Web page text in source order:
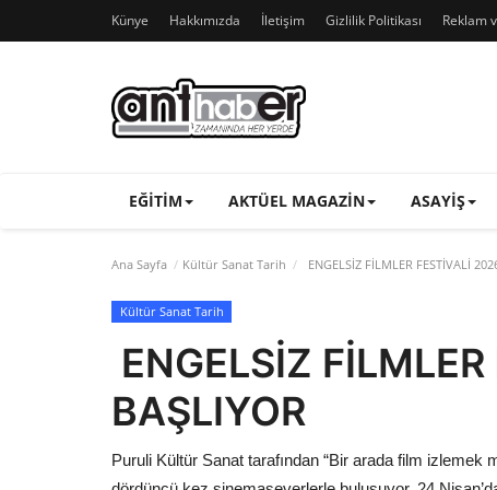
Künye Hakkımızda İletişim Gizlilik Politikası Reklam
EĞITIM AKTÜEL MAGAZIN ASAYIŞ
Ana Sayfa Kültür Sanat Tarih ENGELSİZ FİLMLER FESTİVALİ
Kültür Sanat Tarih
ENGELSİZ
BAŞLIYOR
Puruli Kültür Sanat tarafından “Bir arada film